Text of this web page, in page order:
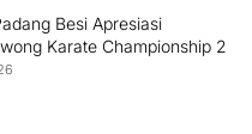
Besi Apresiasi
Karate Championship 2